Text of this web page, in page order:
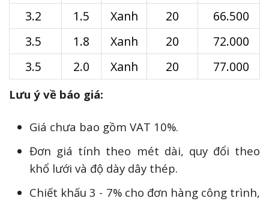
3.2
1.5 Xanh 20
66.500
3.5
1.8 Xanh 20
72.000
3.5
2.0 Xanh 20 77.000
Lưu ý về báo giá:
Giá chưa bao gồm VAT 10%.
Đơn giá tính theo mét dài, quy đổi theo
khổ lưới và độ dày dây thép.
Chiết khấu 3 - 7% cho đơn hàng công trình,